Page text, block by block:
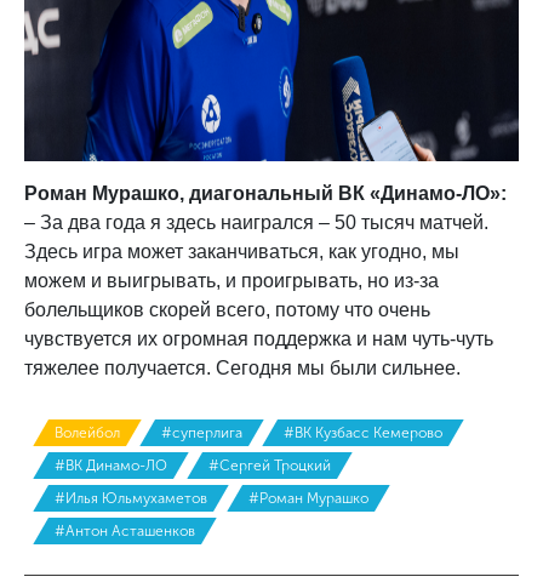
Роман Мурашко, диагональный ВК «Динамо-ЛО»:
– За два года я здесь наигрался – 50 тысяч матчей.
Здесь игра может заканчиваться, как угодно, мы
можем и выигрывать, и проигрывать, но из-за
болельщиков скорей всего, потому что очень
чувствуется их огромная поддержка и нам чуть-чуть
тяжелее получается. Сегодня мы были сильнее.
Волейбол #суперлига
#ВК Кузбасс Кемерово
#ВК Динамо-ЛО
#Сергей Троцкий
#Илья Юльмухаметов
#Роман Мурашко
#Антон Асташенков